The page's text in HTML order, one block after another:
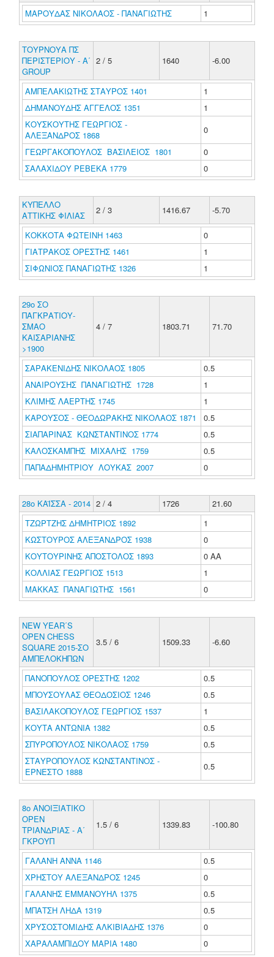
ΜΑΡΟΥΔΑΣ ΝΙΚΟΛΑΟΣ - ΠΑΝΑΓΙΩΤΗΣ 1
ΤΟΥΡΝΟΥΑ ΠΣ
ΠΕΡΙΣΤΕΡΙΟΥ - Α΄
GROUP
2 / 5 1640 -6.00
ΑΜΠΕΛΑΚΙΩΤΗΣ ΣΤΑΥΡΟΣ 1401
1
ΔΗΜΑΝΟΥΔΗΣ ΑΓΓΕΛΟΣ 1351
1
ΚΟΥΣΚΟΥΤΗΣ ΓΕΩΡΓΙΟΣ -
ΑΛΕΞΑΝΔΡΟΣ 1868
0
ΓΕΩΡΓΑΚΟΠΟΥΛΟΣ ΒΑΣΙΛΕΙΟΣ 1801
0
ΣΑΛΑΧΙΔΟΥ ΡΕΒΕΚΑ 1779
0
ΚΥΠΕΛΛΟ
ΑΤΤΙΚΗΣ ΦΙΛΙΑΣ
2 / 3 1416.67 -5.70
ΚΟΚΚΟΤΑ ΦΩΤΕΙΝΗ 1463
0
ΓΙΑΤΡΑΚΟΣ ΟΡΕΣΤΗΣ 1461
1
ΣΙΦΩΝΙΟΣ ΠΑΝΑΓΙΩΤΗΣ 1326
1
29o ΣΟ
ΠΑΓΚΡΑΤΙΟΥ-
ΣΜΑΟ
ΚΑΙΣΑΡΙΑΝΗΣ
>1900
4 / 7 1803.71 71.70
ΣΑΡΑΚΕΝΙΔΗΣ ΝΙΚΟΛΑΟΣ 1805
0.5
ΑΝΑΙΡΟΥΣΗΣ ΠΑΝΑΓΙΩΤΗΣ 1728
1
ΚΛΙΜΗΣ ΛΑΕΡΤΗΣ 1745
1
ΚΑΡΟΥΣΟΣ - ΘΕΟΔΩΡΑΚΗΣ ΝΙΚΟΛΑΟΣ 1871
0.5
ΣΙΑΠΑΡΙΝΑΣ ΚΩΝΣΤΑΝΤΙΝΟΣ 1774
0.5
ΚΑΛΟΣΚΑΜΠΗΣ ΜΙΧΑΛΗΣ 1759
0.5
ΠΑΠΑΔΗΜΗΤΡΙΟΥ ΛΟΥΚΑΣ 2007
0
28ο ΚΑΪΣΣΑ - 2014 2 / 4 1726
21.60
ΤΖΩΡΤΖΗΣ ΔΗΜΗΤΡΙΟΣ 1892
1
ΚΩΣΤΟΥΡΟΣ ΑΛΕΞΑΝΔΡΟΣ 1938
0
ΚΟΥΤΟΥΡΙΝΗΣ ΑΠΟΣΤΟΛΟΣ 1893
0 ΑΑ
ΚΟΛΛΙΑΣ ΓΕΩΡΓΙΟΣ 1513
1
ΜΑΚΚΑΣ ΠΑΝΑΓΙΩΤΗΣ 1561
0
NEW YEAR΄S
OPEN CHESS
SQUARE 2015-ΣΟ
ΑΜΠΕΛΟΚΗΠΩΝ
3.5 / 6 1509.33 -6.60
ΠΑΝΟΠΟΥΛΟΣ ΟΡΕΣΤΗΣ 1202
0.5
ΜΠΟΥΣΟΥΛΑΣ ΘΕΟΔΟΣΙΟΣ 1246
0.5
ΒΑΣΙΛΑΚΟΠΟΥΛΟΣ ΓΕΩΡΓΙΟΣ 1537
1
ΚΟΥΤΑ ΑΝΤΩΝΙΑ 1382
0.5
ΣΠΥΡΟΠΟΥΛΟΣ ΝΙΚΟΛΑΟΣ 1759
0.5
ΣΤΑΥΡΟΠΟΥΛΟΣ ΚΩΝΣΤΑΝΤΙΝΟΣ -
ΕΡΝΕΣΤΟ 1888
0.5
8ο ΑΝΟΙΞΙΑΤΙΚΟ
ΟΡΕΝ
ΤΡΙΑΝΔΡΙΑΣ - Α΄
ΓΚΡΟΥΠ
1.5 / 6 1339.83 -100.80
ΓΑΛΑΝΗ ΑΝΝΑ 1146
0.5
ΧΡΗΣΤΟΥ ΑΛΕΞΑΝΔΡΟΣ 1245
0
ΓΑΛΑΝΗΣ ΕΜΜΑΝΟΥΗΛ 1375
0.5
ΜΠΑΤΣΗ ΛΗΔΑ 1319
0.5
ΧΡΥΣΟΣΤΟΜΙΔΗΣ ΑΛΚΙΒΙΑΔΗΣ 1376
0
ΧΑΡΑΛΑΜΠΙΔΟΥ ΜΑΡΙΑ 1480
0